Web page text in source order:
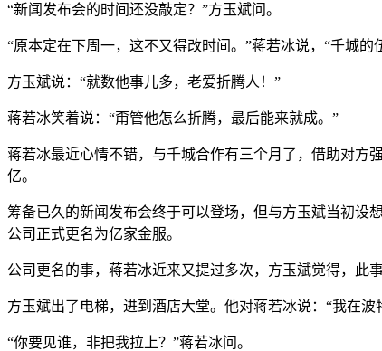
“新闻发布会的时间还没敲定？”方玉斌问。
“原本定在下周一，这不又得改时间。”蒋若冰说，“千城
方玉斌说：“就数他事儿多，老爱折腾人！”
蒋若冰笑着说：“甭管他怎么折腾，最后能来就成。”
蒋若冰最近心情不错，与千城合作有三个月了，借助对方
亿。
筹备已久的新闻发布会终于可以登场，但与方玉斌当初设
公司正式更名为亿家金服。
公司更名的事，蒋若冰近来又提过多次，方玉斌觉得，此
方玉斌出了电梯，进到酒店大堂。他对蒋若冰说：“我在
“你要见谁，非把我拉上？”蒋若冰问。